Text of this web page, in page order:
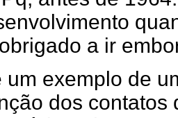
a ir
um exemplo de
dos contatos